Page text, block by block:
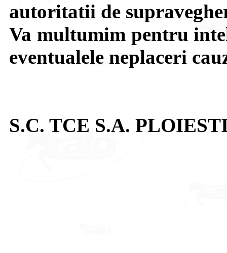
autoritatii de
Va multumim pentru
eventualele neplaceri
S.C. TCE S.A.